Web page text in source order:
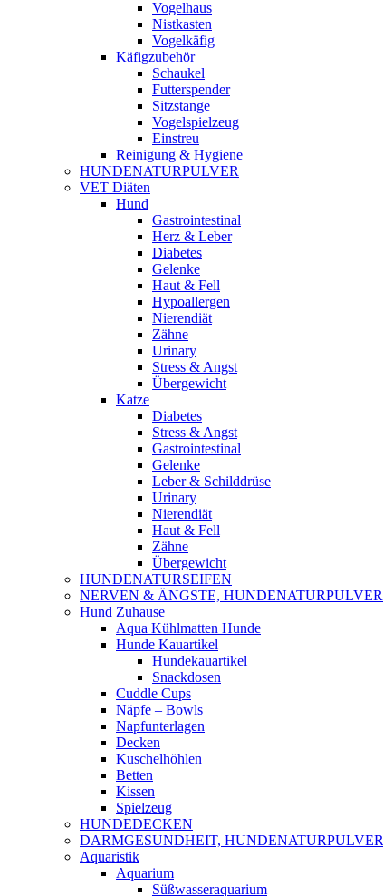
Vogelhaus
Nistkasten
Vogelkäfig
Käfigzubehör
Schaukel
Futterspender
Sitzstange
Vogelspielzeug
Einstreu
Reinigung & Hygiene
HUNDENATURPULVER
VET Diäten
Hund
Gastrointestinal
Herz & Leber
Diabetes
Gelenke
Haut & Fell
Hypoallergen
Nierendiät
Zähne
Urinary
Stress & Angst
Übergewicht
Katze
Diabetes
Stress & Angst
Gastrointestinal
Gelenke
Leber & Schilddrüse
Urinary
Nierendiät
Haut & Fell
Zähne
Übergewicht
HUNDENATURSEIFEN
NERVEN & ÄNGSTE, HUNDENATURPULVER
Hund Zuhause
Aqua Kühlmatten Hunde
Hunde Kauartikel
Hundekauartikel
Snackdosen
Cuddle Cups
Näpfe – Bowls
Napfunterlagen
Decken
Kuschelhöhlen
Betten
Kissen
Spielzeug
HUNDEDECKEN
DARMGESUNDHEIT, HUNDENATURPULVER
Aquaristik
Aquarium
Süßwasseraquarium